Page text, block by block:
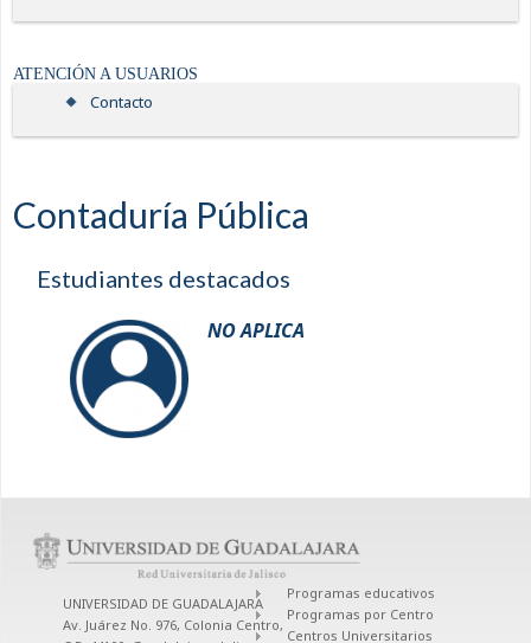
ATENCIÓN A USUARIOS
Contacto
Contaduría Pública
Estudiantes destacados
NO APLICA
UNIVERSIDAD DE GUADALAJARA
Av. Juárez No. 976, Colonia Centro,
Programas educativos
Programas por Centro
Centros Universitarios